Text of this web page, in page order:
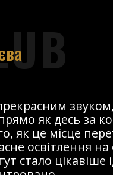
як десь за
як це місце
освітлення на
стало цікавіше